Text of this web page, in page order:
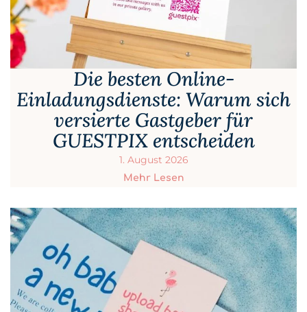
Die besten Online-
Einladungsdienste: Warum sich
versierte Gastgeber für
GUESTPIX entscheiden
1. August 2026
Mehr Lesen